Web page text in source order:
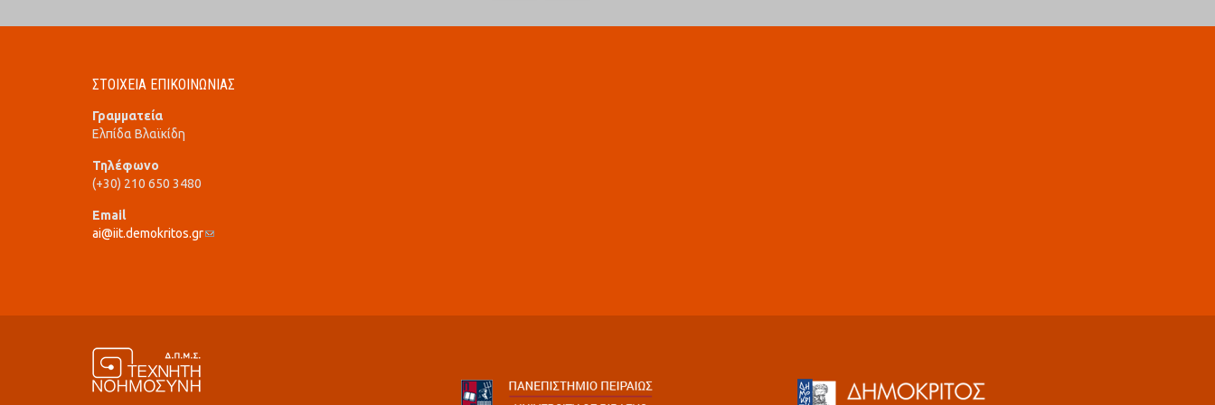
ΣΤΟΙΧΕΙΑ ΕΠΙΚΟΙΝΩΝΙΑΣ
Γραμματεία
Ελπίδα Βλαϊκίδη
Τηλέφωνο
(+30) 210 650 3480
Email
ai@iit.demokritos.gr(link sends e-mail)